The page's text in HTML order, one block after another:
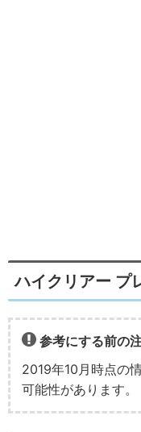
ハイクリアー プ
参考にする前の
2019年10月時点の
可能性があります。